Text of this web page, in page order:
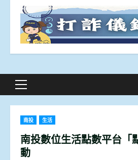
Primary
南投 生活
南投數位生活點數平台「
動